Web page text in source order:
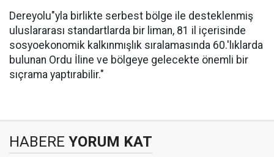
Dereyolu"yla birlikte serbest bölge ile desteklenmiş
uluslararası standartlarda bir liman, 81 il içerisinde
sosyoekonomik kalkınmışlık sıralamasında 60.'lıklarda
bulunan Ordu İline ve bölgeye gelecekte önemli bir
sıçrama yaptırabilir."
HABERE YORUM KAT